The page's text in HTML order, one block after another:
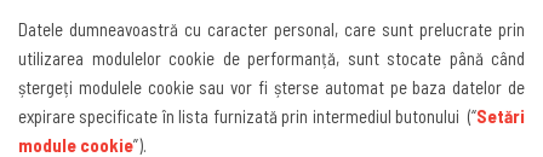
Datele dumneavoastră cu caracter personal, care sunt prelucrate prin
utilizarea modulelor cookie de performanță, sunt stocate până când
ștergeți modulele cookie sau vor fi șterse automat pe baza datelor de
expirare specificate în lista furnizată prin intermediul butonului (“Setări
module cookie”).